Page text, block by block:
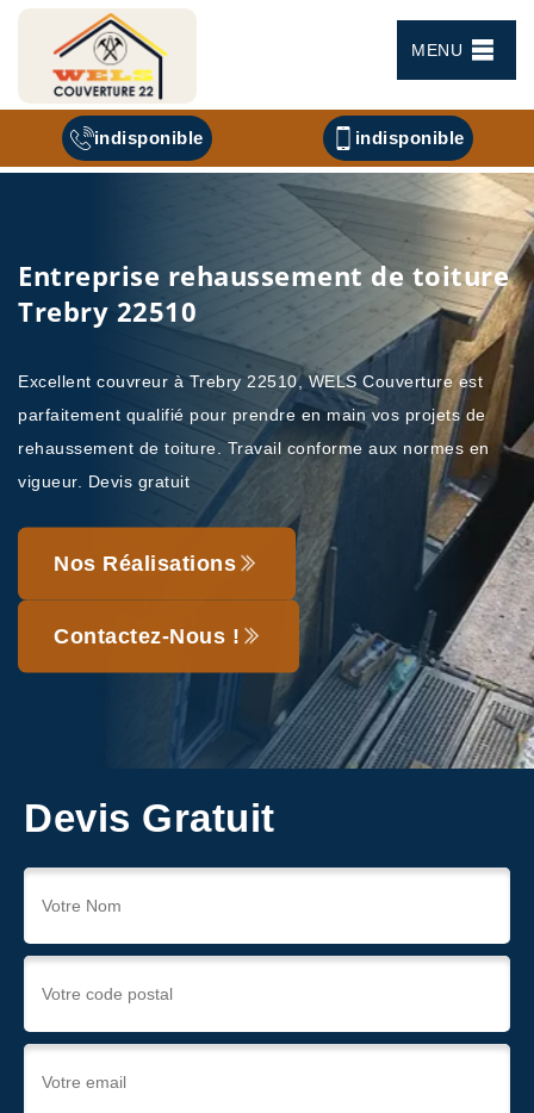
MENU
indisponible indisponible
Entreprise rehaussement de toiture
Trebry 22510
Excellent couvreur à Trebry 22510, WELS Couverture est
parfaitement qualifié pour prendre en main vos projets de
rehaussement de toiture. Travail conforme aux normes en
vigueur. Devis gratuit
Nos Réalisations
Contactez-Nous !
Devis Gratuit